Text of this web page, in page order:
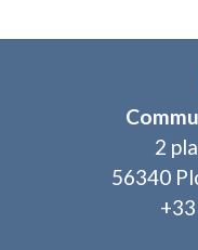
2
56340